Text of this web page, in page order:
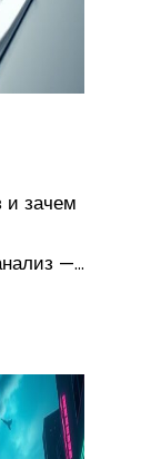
и зачем
—…